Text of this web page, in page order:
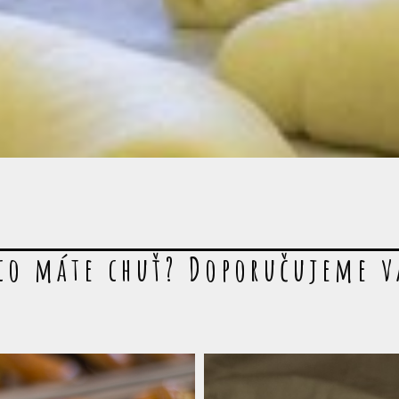
máte chuť? Doporučujeme